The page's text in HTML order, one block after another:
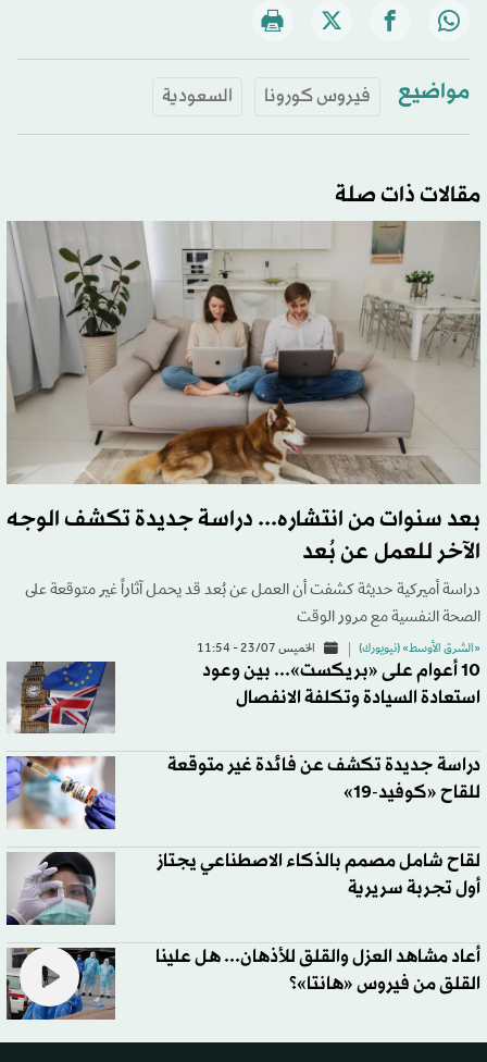
مواضيع فيروس كورونا السعودية
مقالات ذات صلة
بعد سنوات من انتشاره... دراسة جديدة تكشف الوجه
الآخر للعمل عن بُعد
دراسة أميركية حديثة كشفت أن العمل عن بُعد قد يحمل آثاراً غير متوقعة على
الصحة النفسية مع مرور الوقت
«الشرق الأوسط» (نيويورك) الخميس 23/07 - 11:54
10 أعوام على «بريكست»... بين وعود
استعادة السيادة وتكلفة الانفصال
دراسة جديدة تكشف عن فائدة غير متوقعة
للقاح «كوفيد-19»
لقاح شامل مصمم بالذكاء الاصطناعي يجتاز
أول تجربة سريرية
أعاد مشاهد العزل والقلق للأذهان... هل علينا
القلق من فيروس «هانتا»؟